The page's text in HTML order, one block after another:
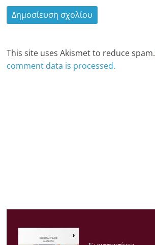
This site uses Akismet to reduce spam.
comment data is processed.